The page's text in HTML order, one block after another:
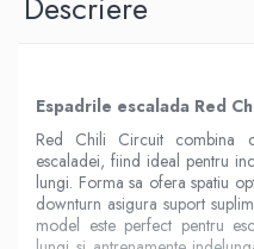
Espadrile escalada Red
Red Chili Circuit combina
escaladei, fiind ideal pentru
lungi. Forma sa ofera spatiu
downturn asigura suport
model este perfect pentru